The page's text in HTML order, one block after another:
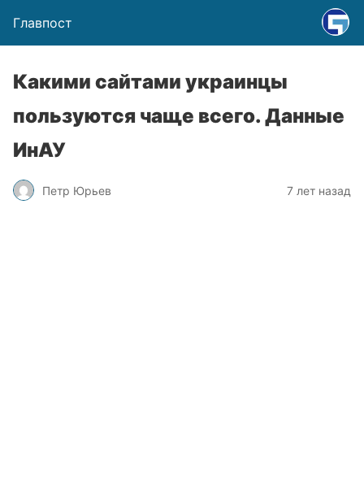
Главпост
Какими сайтами украинцы
пользуются чаще всего. Данные
ИнАУ
Петр Юрьев 7 лет назад